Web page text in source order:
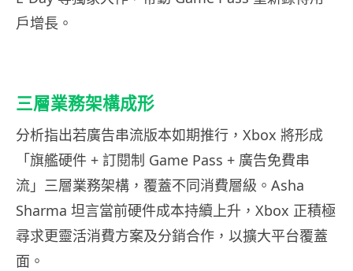
戶增長。
三層業務架構成形
分析指出若廣告串流版本如期推行，Xbox 將形成
「旗艦硬件 + 訂閱制 Game Pass + 廣告免費串
流」三層業務架構，覆蓋不同消費層級。Asha
Sharma 坦言當前硬件成本持續上升，Xbox 正積極
尋求更靈活消費方案及分銷合作，以擴大平台覆蓋
面。